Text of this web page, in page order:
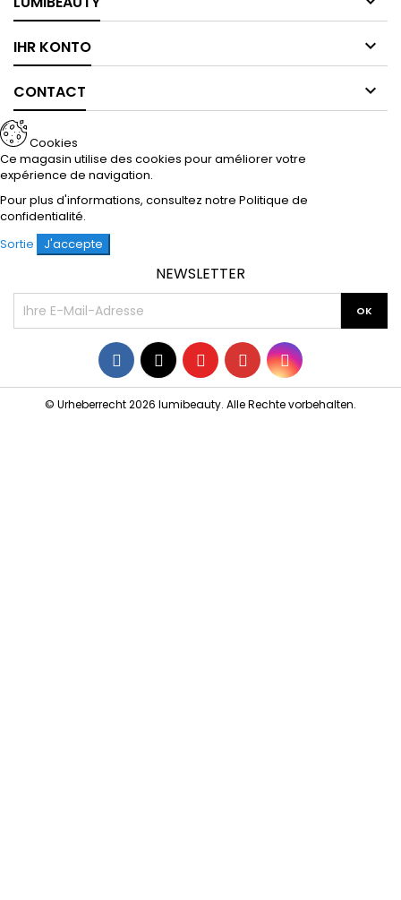
IHR KONTO 
CONTACT 
Cookies
Ce magasin utilise des cookies pour améliorer votre
expérience de navigation.
Pour plus d'informations, consultez notre Politique de
confidentialité.
Sortie
J'accepte
NEWSLETTER
Facebook
TwitterYouTubePinterestInstagram
© Urheberrecht 2026 lumibeauty. Alle Rechte vorbehalten.